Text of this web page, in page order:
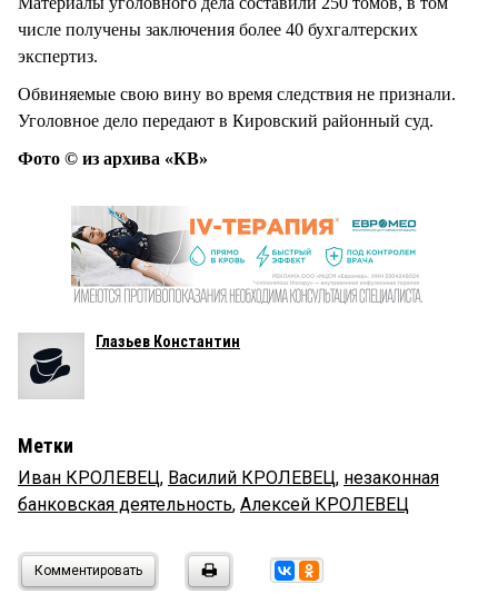
числе получены заключения более 40 бухгалтерских
экспертиз.
Обвиняемые свою вину во время следствия не признали.
Уголовное дело передают в Кировский районный суд.
Фото © из архива «КВ»
Глазьев Константин
Метки
Иван КРОЛЕВЕЦ, Василий КРОЛЕВЕЦ, незаконная
банковская деятельность, Алексей КРОЛЕВЕЦ
Комментировать